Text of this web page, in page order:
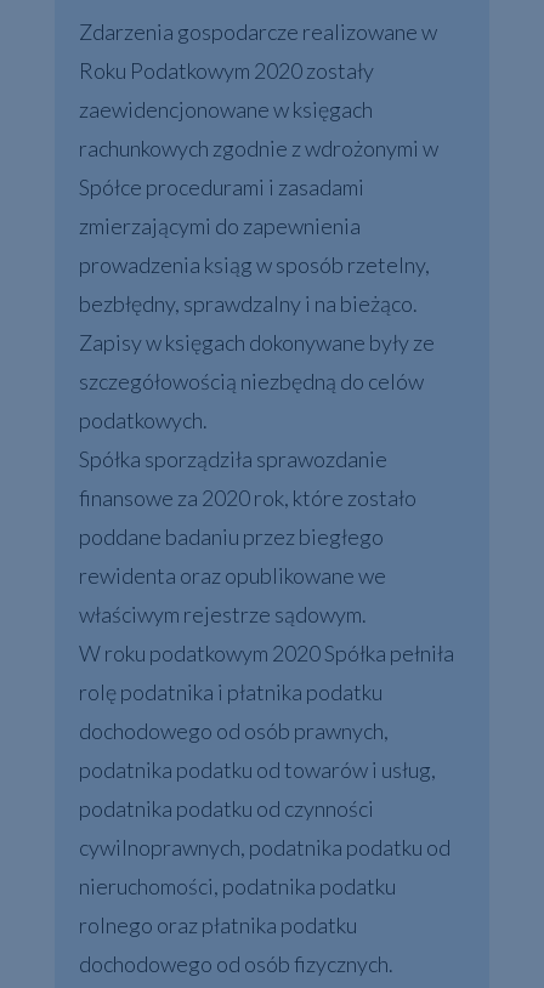
Zdarzenia gospodarcze realizowane w
Roku Podatkowym 2020 zostały
zaewidencjonowane w księgach
rachunkowych zgodnie z wdrożonymi w
Spółce procedurami i zasadami
zmierzającymi do zapewnienia
prowadzenia ksiąg w sposób rzetelny,
bezbłędny, sprawdzalny i na bieżąco.
Zapisy w księgach dokonywane były ze
szczegółowością niezbędną do celów
podatkowych.
Spółka sporządziła sprawozdanie
finansowe za 2020 rok, które zostało
poddane badaniu przez biegłego
rewidenta oraz opublikowane we
właściwym rejestrze sądowym.
W roku podatkowym 2020 Spółka pełniła
rolę podatnika i płatnika podatku
dochodowego od osób prawnych,
podatnika podatku od towarów i usług,
podatnika podatku od czynności
cywilnoprawnych, podatnika podatku od
nieruchomości, podatnika podatku
rolnego oraz płatnika podatku
dochodowego od osób fizycznych.